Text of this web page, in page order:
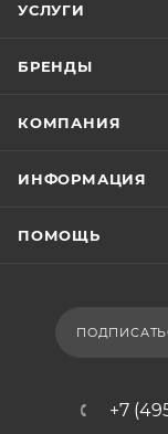
УСЛУГИ
БРЕНДЫ
КОМПАНИЯ
ИНФОРМАЦИЯ
ПОМОЩЬ
+7